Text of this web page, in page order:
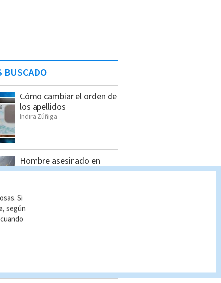
BUSCADO
Cómo cambiar el orden de
los apellidos
Indira Zúñiga
Hombre asesinado en
Siquirres tenía 34 años;
Feria de empleo reunirá
Si
según